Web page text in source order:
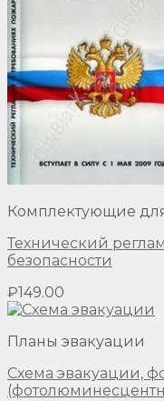
Комплектующие
Технический
безопасности
₽149.00
Планы эвакуации
Схема эвакуации,